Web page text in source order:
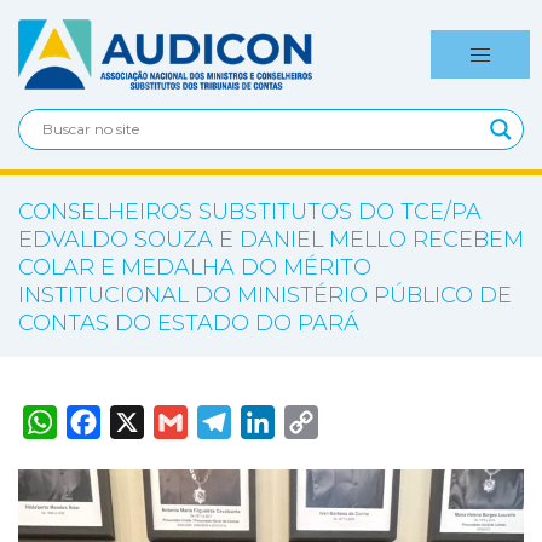
CONSELHEIROS SUBSTITUTOS DO TCE/PA
EDVALDO SOUZA E DANIEL MELLO RECEBEM
COLAR E MEDALHA DO MÉRITO
INSTITUCIONAL DO MINISTÉRIO PÚBLICO DE
CONTAS DO ESTADO DO PARÁ
W
h
t
s
A
p
F
a
e
b
o
o
X
G
m
i
l
T
e
e
g
r
a
L
k
y
L
i
n